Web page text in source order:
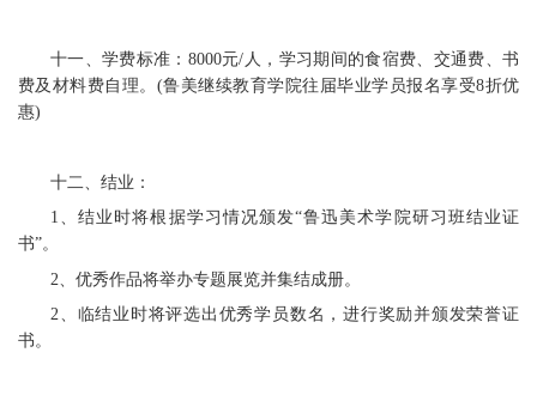
十一、学费标准：8000元/人，学习期间的食宿费、交通费、书
费及材料费自理。(鲁美继续教育学院往届毕业学员报名享受8折优
惠)
十二、结业：
1、结业时将根据学习情况颁发“鲁迅美术学院研习班结业证
书”。
2、优秀作品将举办专题展览并集结成册。
2、临结业时将评选出优秀学员数名，进行奖励并颁发荣誉证
书。